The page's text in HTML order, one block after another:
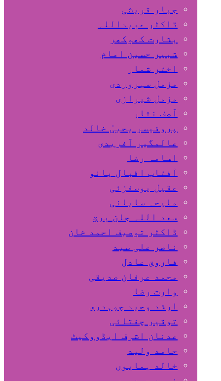
جبار قریشی
ڈاکٹر عبیداللہ
بشارت کھوکھر
شبیر حسین امام
اختر شمار
مزمل سہروردی
مزمل شیرازی
آصف نثار
پروفیسر یحییٰ خالد
عالمگیر آفریدی
اسامہ رضا
آفتاب اقبال بانو
عقیل یوسفزئی
ملیحہ سایانی
سعد اللہ جان برق
ڈاکٹر توصیف احمد خان
ناصر علی سید
فاروق عادل
محمد عرفان صدیقی
وارث رضا
ارشد وحید چوہدری
توقیر چغتائی
عدنان اشرف ایڈووکیٹ
حامد ولید
خالد ہمایوں